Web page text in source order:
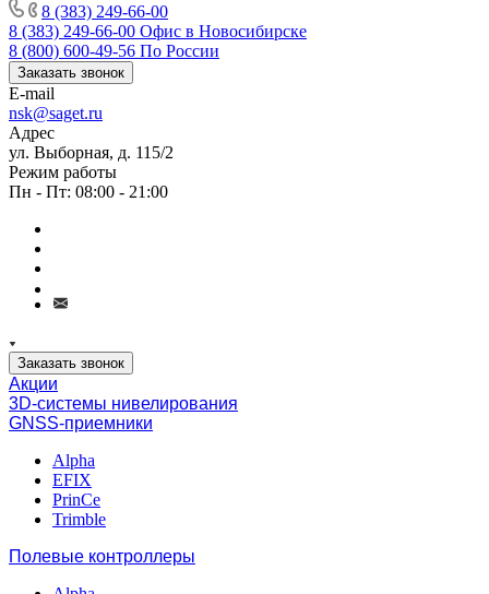
8 (383) 249-66-00
8 (383) 249-66-00 Офис в Новосибирске
8 (800) 600-49-56 По России
Заказать звонок
E-mail
nsk@saget.ru
Адрес
ул. Выборная, д. 115/2
Режим работы
Пн - Пт: 08:00 - 21:00
Заказать звонок
Акции
3D-системы нивелирования
GNSS-приемники
Alpha
EFIX
PrinCe
Trimble
Полевые контроллеры